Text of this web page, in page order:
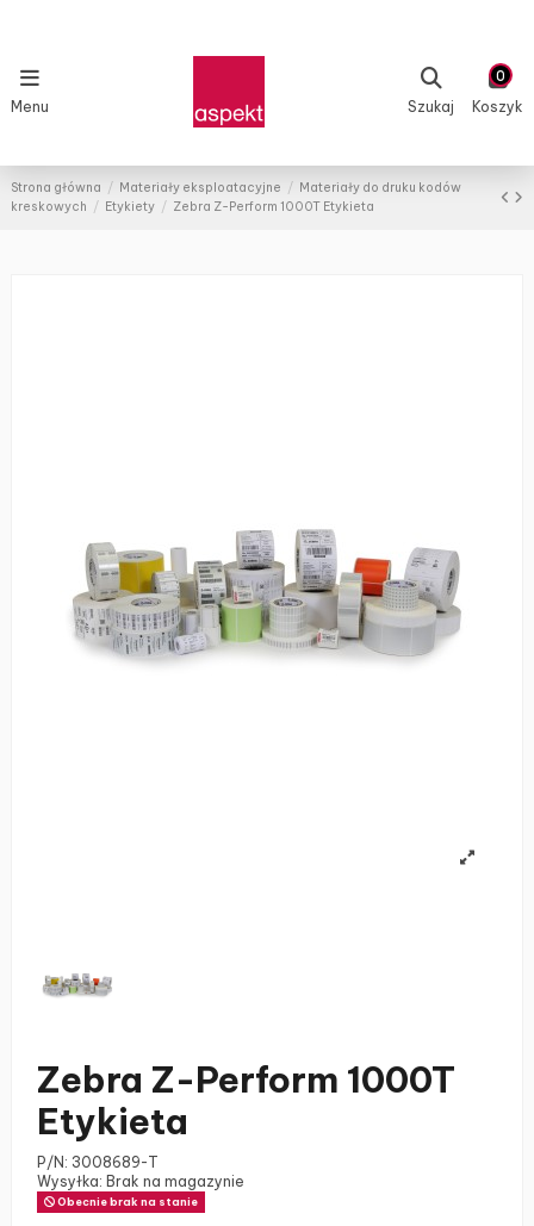
Menu Szukaj
0
Koszyk
Strona główna Materiały eksploatacyjne
Materiały do druku kodów
kreskowych
Etykiety Zebra Z-Perform 1000T Etykieta
Zebra Z-Perform 1000T
Etykieta
P/N: 3008689-T
Wysyłka: Brak na magazynie
Obecnie brak na stanie